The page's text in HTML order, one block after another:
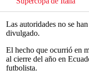
Las autoridades no se
divulgado.
El hecho que ocurrió en
al cierre del año en
futbolista.